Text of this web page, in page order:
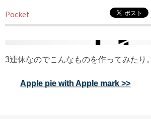
Pocket
3連休なのでこんなものを作ってみたり。
Apple pie with Apple mark >>